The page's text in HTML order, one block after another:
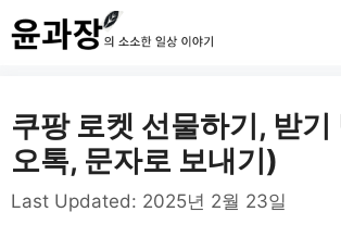
컨
텐
로
건
너
쿠팡 로켓 선물하기, 받
오톡, 문자로 보내기)
Last Updated: 2025년 2월 23일